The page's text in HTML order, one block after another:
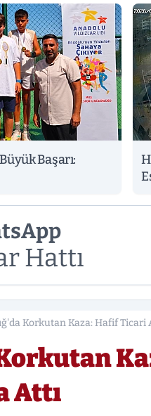
Başarı:
Hattı
Korkutan Kaza: Hafif Ticari
Attı